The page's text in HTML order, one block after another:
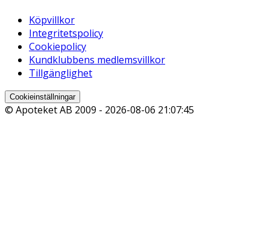
Köpvillkor
Integritetspolicy
Cookiepolicy
Kundklubbens medlemsvillkor
Tillgänglighet
Cookieinställningar
© Apoteket AB 2009 - 2026-08-06 21:07:45